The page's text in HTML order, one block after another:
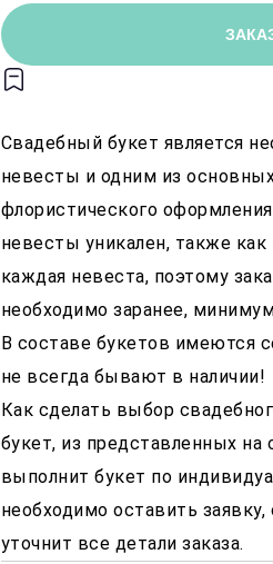
Свадебный букет является
невесты и одним из
флористического
невесты уникален, также
каждая невеста, поэтому
необходимо заранее,
В составе букетов имеются
не всегда бывают в наличии!
Как сделать выбор
букет, из представленных на
выполнит букет по
необходимо оставить
уточнит все детали заказа.